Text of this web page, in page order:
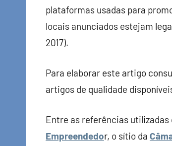
plataformas usadas para
locais anunciados estejam
2017).
Para elaborar este artigo
artigos de qualidade
Entre as referências
Empreendedor, o sítio da